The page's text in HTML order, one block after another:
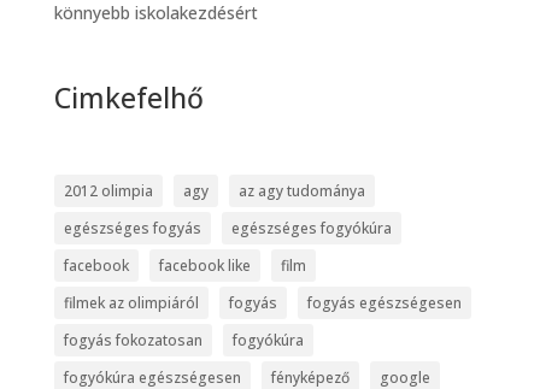
könnyebb iskolakezdésért
Cimkefelhő
2012 olimpia agy
az agy tudománya
egészséges fogyás
egészséges fogyókúra
facebook
facebook like
film
filmek az olimpiáról
fogyás
fogyás egészségesen
fogyás fokozatosan
fogyókúra
fogyókúra egészségesen
fényképező
google